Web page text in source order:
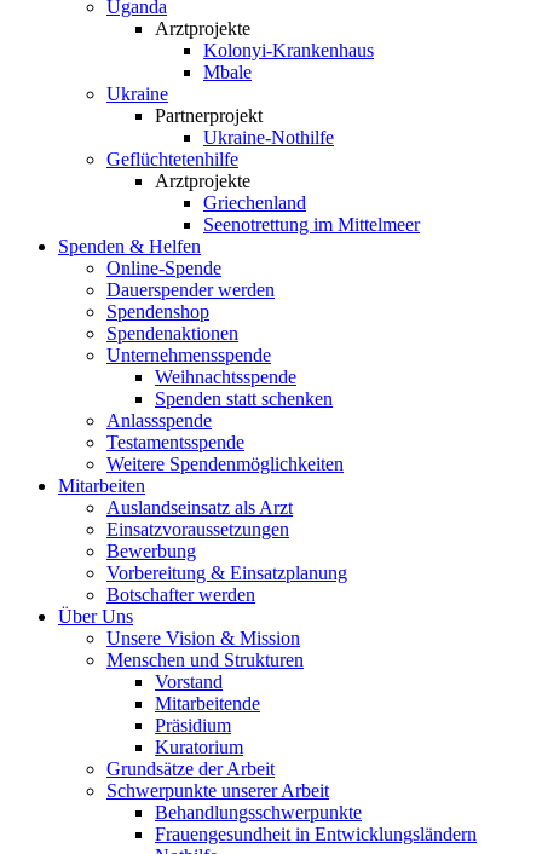
Uganda
Arztprojekte
Kolonyi-Krankenhaus
Mbale
Ukraine
Partnerprojekt
Ukraine-Nothilfe
Geflüchtetenhilfe
Arztprojekte
Griechenland
Seenotrettung im Mittelmeer
Spenden & Helfen
Online-Spende
Dauerspender werden
Spendenshop
Spendenaktionen
Unternehmens­spende
Weihnachtsspende
Spenden statt schenken
Anlassspende
Testamentsspende
Weitere Spenden­möglichkeiten
Mitarbeiten
Auslandseinsatz als Arzt
Einsatzvoraussetzungen
Bewerbung
Vorbereitung & Einsatzplanung
Botschafter werden
Über Uns
Unsere Vision & Mission
Menschen und Strukturen
Vorstand
Mitarbeitende
Präsidium
Kuratorium
Grundsätze der Arbeit
Schwerpunkte unserer Arbeit
Behandlungs­schwerpunkte
Frauengesundheit in Entwicklungsländern